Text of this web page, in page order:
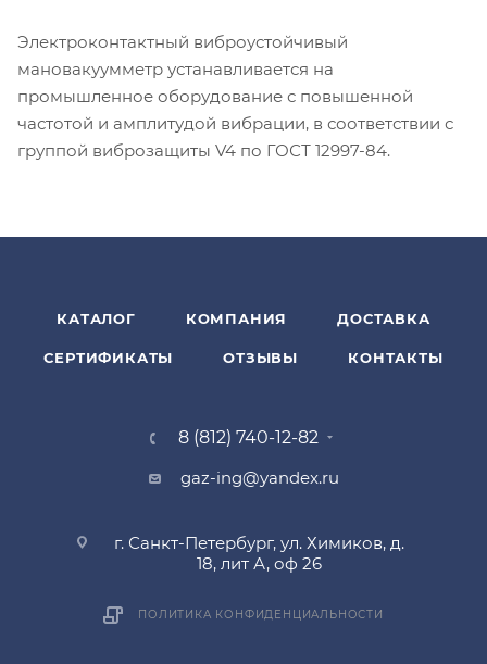
Электроконтактный виброустойчивый
мановакуумметр устанавливается на
промышленное оборудование с повышенной
частотой и амплитудой вибрации, в соответствии с
группой виброзащиты V4 по ГОСТ 12997-84.
КАТАЛОГ КОМПАНИЯ ДОСТАВКА
СЕРТИФИКАТЫ ОТЗЫВЫ КОНТАКТЫ
8 (812) 740-12-82
gaz-ing@yandex.ru
г. Санкт-Петербург, ул. Химиков, д.
18, лит А, оф 26
ПОЛИТИКА КОНФИДЕНЦИАЛЬНОСТИ